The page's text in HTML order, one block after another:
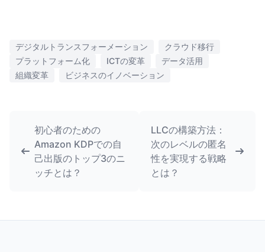
デジタルトランスフォーメーション
クラウド移行
プラットフォーム化
ICTの変革
データ活用
組織変革
ビジネスのイノベーション
初心者のための
Amazon KDPでの自
己出版のトップ3のニ
ッチとは？
LLCの構築方法：
次のレベルの匿名
性を実現する戦略
とは？